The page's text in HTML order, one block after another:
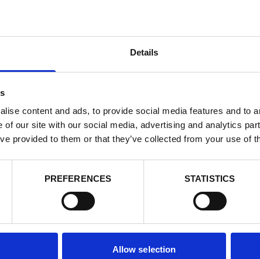
Details
content and ads, to provide social media features and to
of our site with our social media, advertising and analytics
provided to them or that they’ve collected from your use of
PREFERENCES STATISTICS
Allow selection